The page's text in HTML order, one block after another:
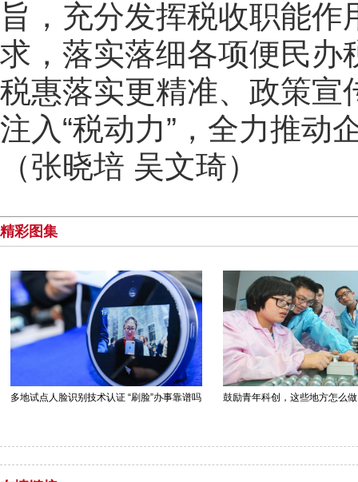
旨，充分发挥税收职能
求，落实落细各项便民办
税惠落实更精准、政策宣
注入“税动力”，全力推动
（张晓培 吴文琦）